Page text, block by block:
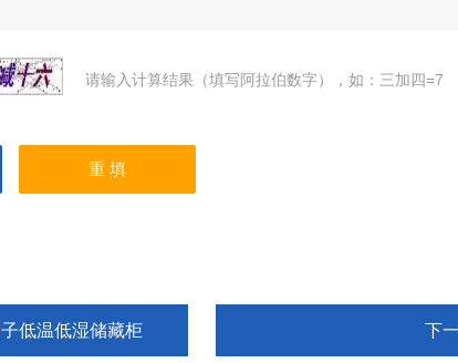
请输入计算结果（填写阿拉伯数字），如：三加四=7
低温低湿储藏柜 下